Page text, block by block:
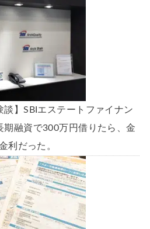
談】SBIエステートファイナン
期融資で300万円借りたら、金
利だった。